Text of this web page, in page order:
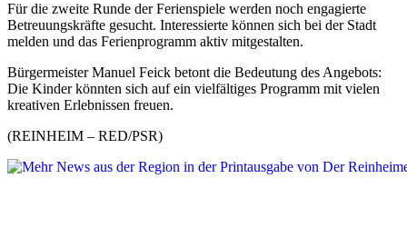
Für die zweite Runde der Ferienspiele werden noch engagierte
Betreuungskräfte gesucht. Interessierte können sich bei der Stadt
melden und das Ferienprogramm aktiv mitgestalten.
Bürgermeister Manuel Feick betont die Bedeutung des Angebots:
Die Kinder könnten sich auf ein vielfältiges Programm mit vielen
kreativen Erlebnissen freuen.
(REINHEIM – RED/PSR)